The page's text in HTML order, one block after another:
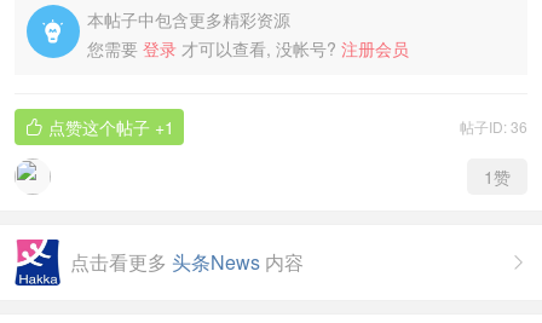

本帖子中包含更多精彩资源
您需要 登录 才可以查看, 没帐号? 注册会员
帖子ID: 36
 点赞这个帖子 +1
1赞

点击看更多 头条News 内容